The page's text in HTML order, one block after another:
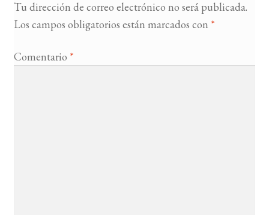
Tu dirección de correo electrónico no será publicada.
Los campos obligatorios están marcados con *
Comentario *